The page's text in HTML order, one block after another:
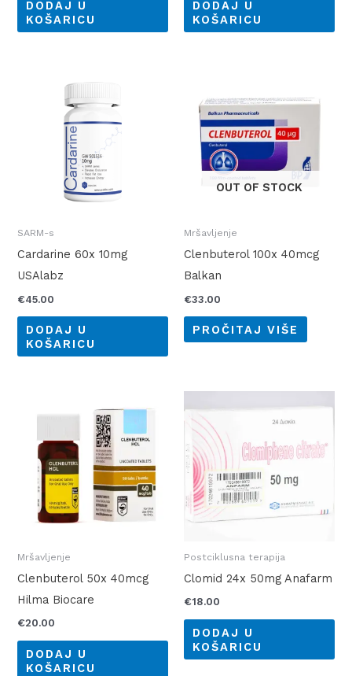
DODAJ U
KOŠARICU
DODAJ U
KOŠARICU
SARM-s
Cardarine 60x 10mg
USAlabz
€45.00
DODAJ U
KOŠARICU
OUT OF STOCK
Mršavljenje
Clenbuterol 100x 40mcg
Balkan
€33.00
PROČITAJ VIŠE
Mršavljenje
Clenbuterol 50x 40mcg
Hilma Biocare
€20.00
DODAJ U
KOŠARICU
Postciklusna terapija
Clomid 24x 50mg Anafarm
€18.00
DODAJ U
KOŠARICU